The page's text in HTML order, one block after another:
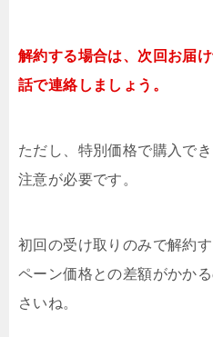
解約する場合は、次回お届
話で連絡しましょう。
ただし、特別価格で購入で
注意が必要です。
初回の受け取りのみで解約
ペーン価格との差額がかか
さいね。